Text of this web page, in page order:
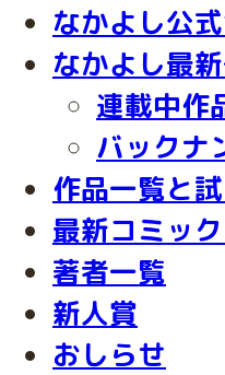
なかよし公
なかよし最
連載中作
バックナ
作品一覧と
最新コミッ
著者一覧
新人賞
おしらせ